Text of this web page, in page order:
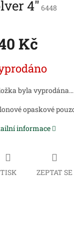
4" 6448
Kč
byla vyprodána…
opaskové
informace
TISK ZEPTAT SE